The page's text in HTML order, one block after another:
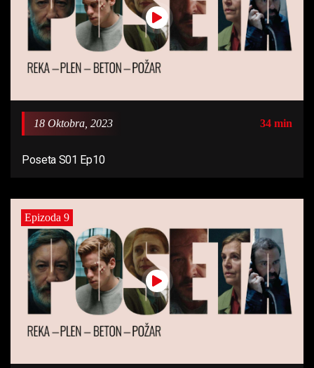
18 Oktobra, 2023 34 min
Poseta S01 Ep10
Epizoda 9